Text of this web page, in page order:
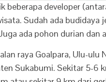
beberapa developer
Sudah ada budidaya
ada pohon durian dan
raya Goalpara, Ulu-ulu
Sukabumi. Sekitar 5-6